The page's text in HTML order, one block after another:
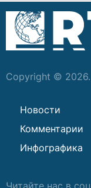
Copyright ©
Новости
Комментарии
Инфографика